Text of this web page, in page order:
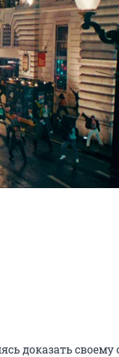
доказать своему